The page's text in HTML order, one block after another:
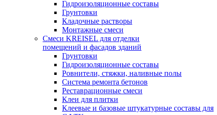
Гидроизоляционные составы
Грунтовки
Кладочные растворы
Монтажные смеси
Смеси KREISEL для отделки
помещений и фасадов зданий
Грунтовки
Гидроизоляционные составы
Ровнители, стяжки, наливные полы
Cистема ремонта бетонов
Реставрационные смеси
Клеи для плитки
Клеевые и базовые штукатурные составы для